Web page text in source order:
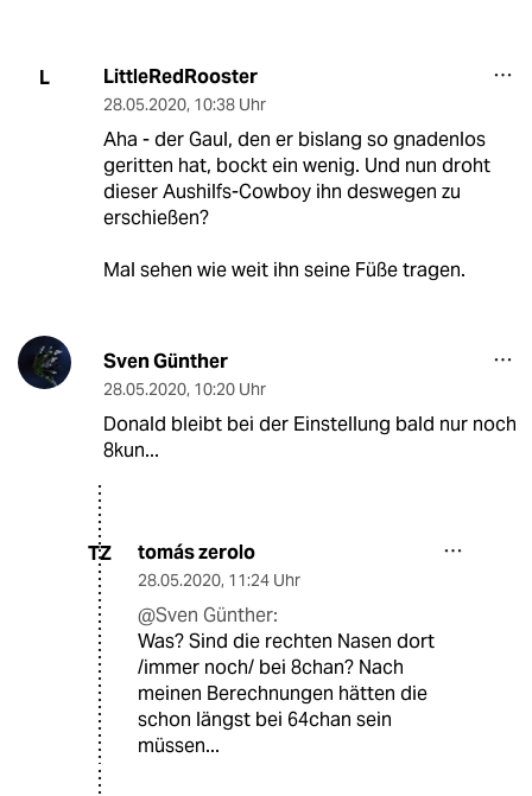
L LittleRedRooster
28.05.2020, 10:38 Uhr
Aha - der Gaul, den er bislang so gnadenlos
geritten hat, bockt ein wenig. Und nun droht
dieser Aushilfs-Cowboy ihn deswegen zu
erschießen?
Mal sehen wie weit ihn seine Füße tragen.
Sven Günther
28.05.2020, 10:20 Uhr
Donald bleibt bei der Einstellung bald nur noch
8kun...
TZ tomás zerolo
28.05.2020, 11:24 Uhr
@Sven Günther:
Was? Sind die rechten Nasen dort
/immer noch/ bei 8chan? Nach
meinen Berechnungen hätten die
schon längst bei 64chan sein
müssen...